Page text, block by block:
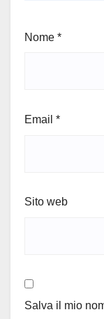
Nome *
Email *
Sito web
Salva il mio